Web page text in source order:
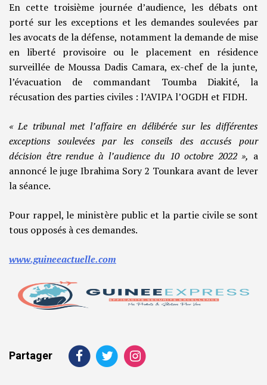
En cette troisième journée d’audience, les débats ont
porté sur les exceptions et les demandes soulevées par
les avocats de la défense, notamment la demande de mise
en liberté provisoire ou le placement en résidence
surveillée de Moussa Dadis Camara, ex-chef de la junte,
l’évacuation de commandant Toumba Diakité, la
récusation des parties civiles : l’AVIPA l’OGDH et FIDH.
« Le tribunal met l’affaire en délibérée sur les différentes
exceptions soulevées par les conseils des accusés pour
décision être rendue à l’audience du 10 octobre 2022 », a
annoncé le juge Ibrahima Sory 2 Tounkara avant de lever
la séance.
Pour rappel, le ministère public et la partie civile se sont
tous opposés à ces demandes.
www.guineeactuelle.com
Partager